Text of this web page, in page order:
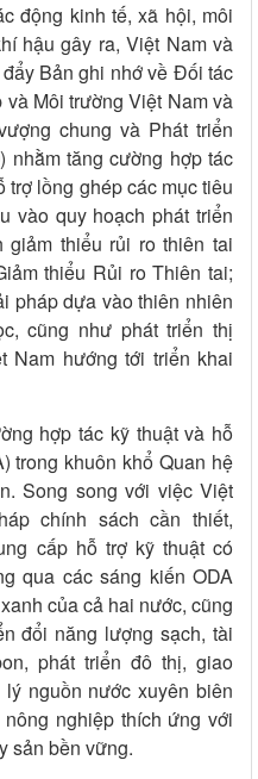
động kinh tế, xã hội, môi
hậu gây ra, Việt Nam và
Bản ghi nhớ về Đối tác
Môi trường Việt Nam và
chung và Phát triển
nhằm tăng cường hợp tác
trợ lồng ghép các mục tiêu
vào quy hoạch phát triển
giảm thiểu rủi ro thiên tai
thiểu Rủi ro Thiên tai;
pháp dựa vào thiên nhiên
cũng như phát triển thị
Nam hướng tới triển khai
hợp tác kỹ thuật và hỗ
trong khuôn khổ Quan hệ
Song song với việc Việt
chính sách cần thiết,
cấp hỗ trợ kỹ thuật có
qua các sáng kiến ODA
của cả hai nước, cũng
đổi năng lượng sạch, tài
phát triển đô thị, giao
nguồn nước xuyên biên
nghiệp thích ứng với
sản bền vững.